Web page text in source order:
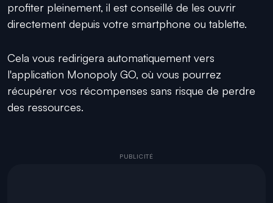
profiter pleinement, il est conseillé de les ouvrir
directement depuis votre smartphone ou tablette.
Cela vous redirigera automatiquement vers
l'application Monopoly GO, où vous pourrez
récupérer vos récompenses sans risque de perdre
des ressources.